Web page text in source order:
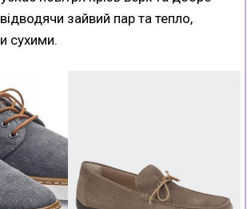
зайвий пар та тепло,
сухими.